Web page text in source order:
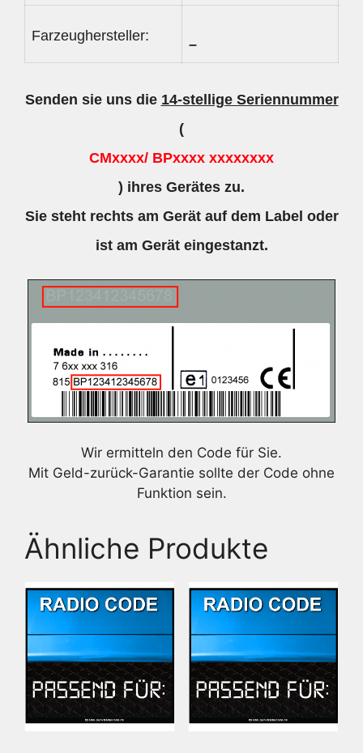
Farzeughersteller:
–
Senden sie uns die 14-stellige Seriennummer
(
CMxxxx/ BPxxxx xxxxxxxx
) ihres Gerätes zu.
Sie steht rechts am Gerät auf dem Label oder
ist am Gerät eingestanzt.
Wir ermitteln den Code für Sie.
Mit Geld-zurück-Garantie sollte der Code ohne
Funktion sein.
Ähnliche Produkte